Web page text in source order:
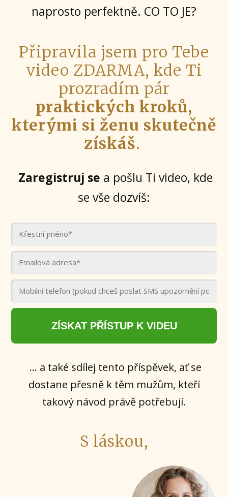
naprosto perfektně. CO TO JE?
Připravila jsem pro Tebe
video ZDARMA, kde Ti
prozradím pár
praktických kroků,
kterými si ženu skutečně
získáš.
Zaregistruj se a pošlu Ti video, kde
se vše dozvíš:
ZÍSKAT PŘÍSTUP K VIDEU
… a také sdílej tento příspěvek, ať se
dostane přesně k těm mužům, kteří
takový návod právě potřebují.
S láskou,